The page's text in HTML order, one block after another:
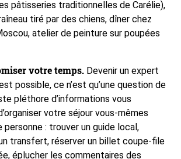
pâtisseries traditionnelles de Carélie),
tiré par des chiens, dîner chez
atelier de peinture sur poupées
votre temps. Devenir un expert
possible, ce n’est qu’une question de
pléthore d’informations vous
votre séjour vous-mêmes
personne : trouver un guide local,
transfert, réserver un billet coupe-file
éplucher les commentaires des